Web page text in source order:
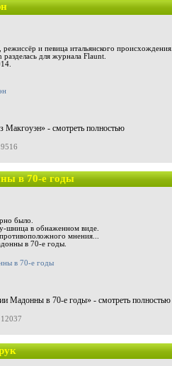
режиссёр и певица итальянского происхождения.
для журнала Flaunt.
Макгоуэн» - смотреть полностью
в 70-е годы
было.
шница в обнаженном виде.
мнения...
в 70-е годы.
Мадонны в 70-е годы» - смотреть полностью